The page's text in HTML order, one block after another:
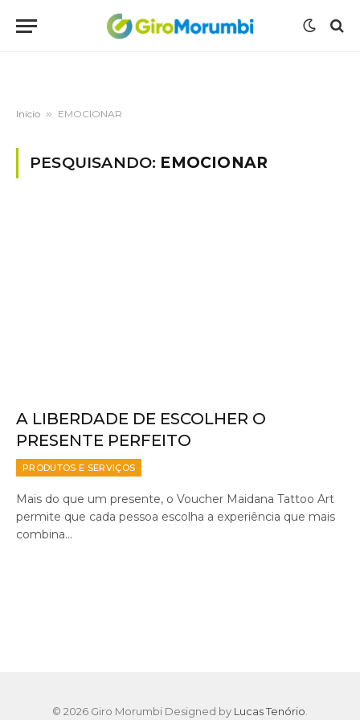
Início » EMOCIONAR
PESQUISANDO: EMOCIONAR
A LIBERDADE DE ESCOLHER O
PRESENTE PERFEITO
PRODUTOS E SERVIÇOS
Mais do que um presente, o Voucher Maidana Tattoo Art
permite que cada pessoa escolha a experiência que mais
combina…
© 2026 Giro Morumbi Designed by Lucas Tenório